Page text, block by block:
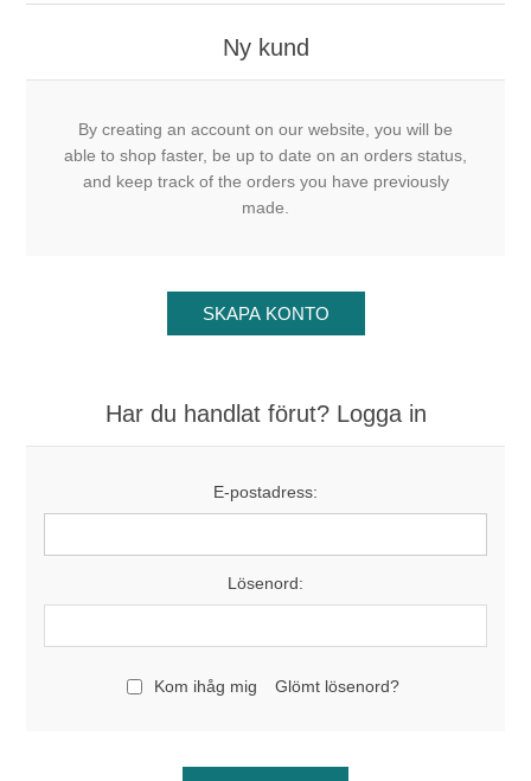
Ny kund
By creating an account on our website, you will be
able to shop faster, be up to date on an orders status,
and keep track of the orders you have previously
made.
Har du handlat förut? Logga in
E-postadress:
Lösenord:
Kom ihåg mig Glömt lösenord?